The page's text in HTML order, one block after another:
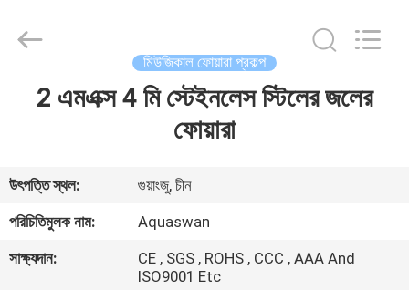
আমাদের
সম্পর্কে
co,.ltd.
মিউজিকাল ফোয়ারা প্রকল্প
2 এমএক্স 4 মি স্টেইনলেস স্টিলের জলের
ফোয়ারা
উৎপত্তি স্থল:
গুয়াংজু, চীন
পরিচিতিমুলক নাম:
Aquaswan
সাক্ষ্যদান:
CE , SGS , ROHS , CCC , AAA And
ISO9001 Etc